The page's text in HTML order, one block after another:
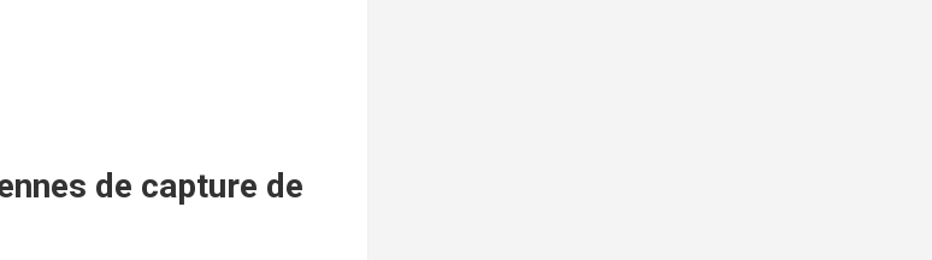
de capture de